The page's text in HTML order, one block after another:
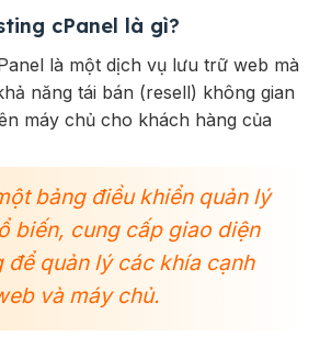
cPanel là gì?
là một dịch vụ lưu trữ web mà
năng tái bán (resell) không gian
máy chủ cho khách hàng của
bảng điều khiển quản lý
biến, cung cấp giao diện
để quản lý các khía cạnh
và máy chủ.